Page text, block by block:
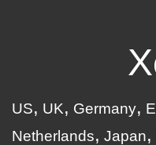
US UK Germany
Netherlands
Japan